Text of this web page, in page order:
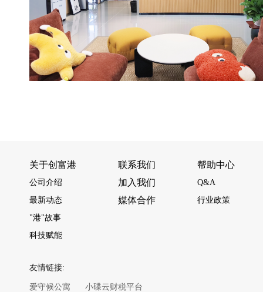
关于创富港
公司介绍
最新动态
"港"故事
科技赋能
联系我们
加入我们
媒体合作
帮助中心
Q&A
行业政策
友情链接:
爱守候公寓 小碟云财税平台